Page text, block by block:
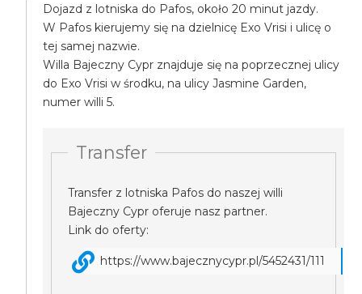
Dojazd z lotniska do Pafos, około 20 minut jazdy.
W Pafos kierujemy się na dzielnicę Exo Vrisi i ulicę o
tej samej nazwie.
Willa Bajeczny Cypr znajduje się na poprzecznej ulicy
do Exo Vrisi w środku, na ulicy Jasmine Garden,
numer willi 5.
Transfer
Transfer z lotniska Pafos do naszej willi
Bajeczny Cypr oferuje nasz partner.
Link do oferty:
https://www.bajecznycypr.pl/5452431/111